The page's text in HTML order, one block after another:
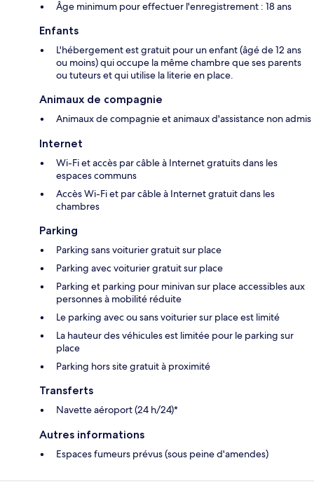
Âge minimum pour effectuer l'enregistrement : 18 ans
Enfants
L'hébergement est gratuit pour un enfant (âgé de 12 ans
ou moins) qui occupe la même chambre que ses parents
ou tuteurs et qui utilise la literie en place.
Animaux de compagnie
Animaux de compagnie et animaux d'assistance non admis
Internet
Wi-Fi et accès par câble à Internet gratuits dans les
espaces communs
Accès Wi-Fi et par câble à Internet gratuit dans les
chambres
Parking
Parking sans voiturier gratuit sur place
Parking avec voiturier gratuit sur place
Parking et parking pour minivan sur place accessibles aux
personnes à mobilité réduite
Le parking avec ou sans voiturier sur place est limité
La hauteur des véhicules est limitée pour le parking sur
place
Parking hors site gratuit à proximité
Transferts
Navette aéroport (24 h/24)*
Autres informations
Espaces fumeurs prévus (sous peine d'amendes)